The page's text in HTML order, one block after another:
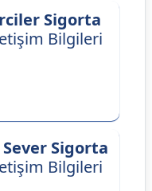
Sigorta
Bilgileri
Sigorta
Bilgileri